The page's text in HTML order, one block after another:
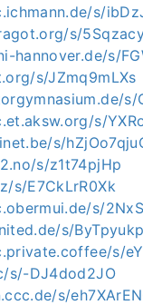
s/
s/
hannover.de/s/
s/JZmq9mLXs
s/
s/
s/
s/z1t74pjHp
s/E7CkLrR0Xk
s/
s/
s/
s/-DJ4dod2JO
s/